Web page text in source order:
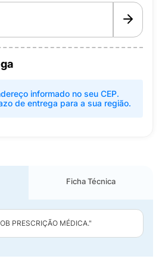
informado no seu CEP.
de entrega para a sua região.
Ficha Técnica
PRESCRIÇÃO MÉDICA."